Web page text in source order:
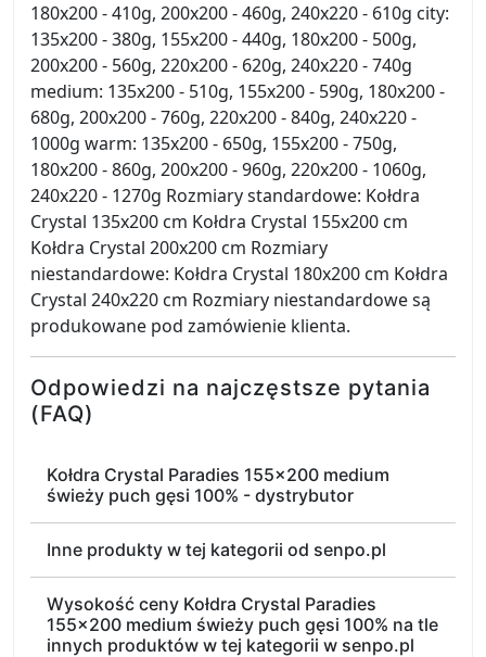
180x200 - 410g, 200x200 - 460g, 240x220 - 610g city:
135x200 - 380g, 155x200 - 440g, 180x200 - 500g,
200x200 - 560g, 220x200 - 620g, 240x220 - 740g
medium: 135x200 - 510g, 155x200 - 590g, 180x200 -
680g, 200x200 - 760g, 220x200 - 840g, 240x220 -
1000g warm: 135x200 - 650g, 155x200 - 750g,
180x200 - 860g, 200x200 - 960g, 220x200 - 1060g,
240x220 - 1270g Rozmiary standardowe: Kołdra
Crystal 135x200 cm Kołdra Crystal 155x200 cm
Kołdra Crystal 200x200 cm Rozmiary
niestandardowe: Kołdra Crystal 180x200 cm Kołdra
Crystal 240x220 cm Rozmiary niestandardowe są
produkowane pod zamówienie klienta.
Odpowiedzi na najczęstsze pytania
(FAQ)
Kołdra Crystal Paradies 155x200 medium
świeży puch gęsi 100% - dystrybutor
Inne produkty w tej kategorii od senpo.pl
Wysokość ceny Kołdra Crystal Paradies
155x200 medium świeży puch gęsi 100% na tle
innych produktów w tej kategorii w senpo.pl